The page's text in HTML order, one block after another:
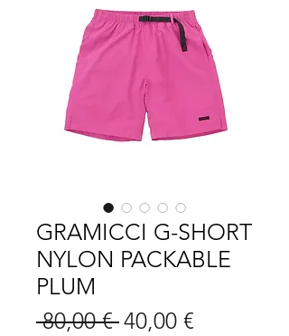
GRAMICCI G-SHORT
NYLON PACKABLE
PLUM
80,00 € Prix
40,00 €